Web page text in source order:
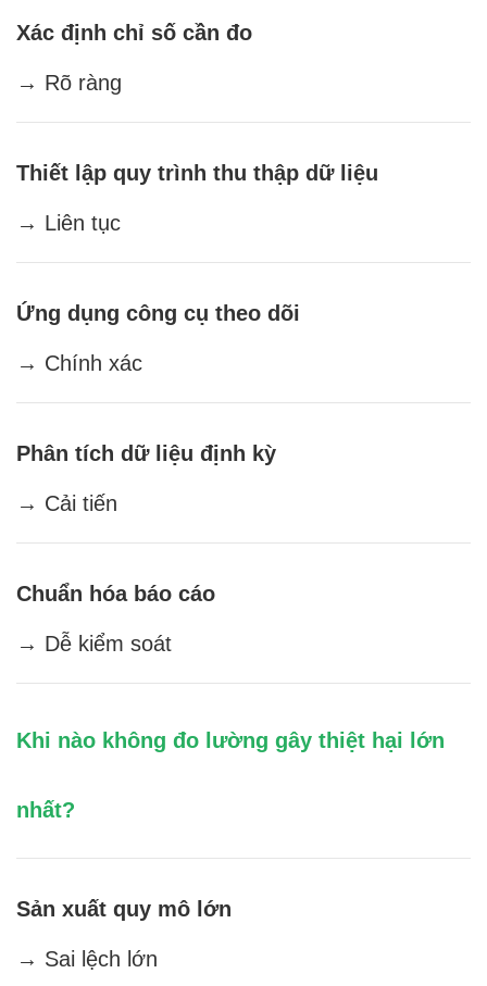
Xác định chỉ số cần đo
→ Rõ ràng
Thiết lập quy trình thu thập dữ liệu
→ Liên tục
Ứng dụng công cụ theo dõi
→ Chính xác
Phân tích dữ liệu định kỳ
→ Cải tiến
Chuẩn hóa báo cáo
→ Dễ kiểm soát
Khi nào không đo lường gây thiệt hại lớn
nhất?
Sản xuất quy mô lớn
→ Sai lệch lớn